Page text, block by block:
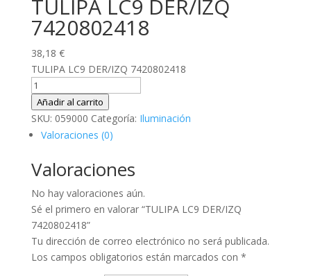
TULIPA LC9 DER/IZQ
7420802418
38,18 €
TULIPA LC9 DER/IZQ 7420802418
TULIPA
LC9
DER/IZQ
7420802418
Añadir al carrito
SKU: 059000 Categoría: Iluminación
Valoraciones (0)
Valoraciones
No hay valoraciones aún.
Sé el primero en valorar “TULIPA LC9 DER/IZQ
7420802418”
Tu dirección de correo electrónico no será publicada.
Los campos obligatorios están marcados con *